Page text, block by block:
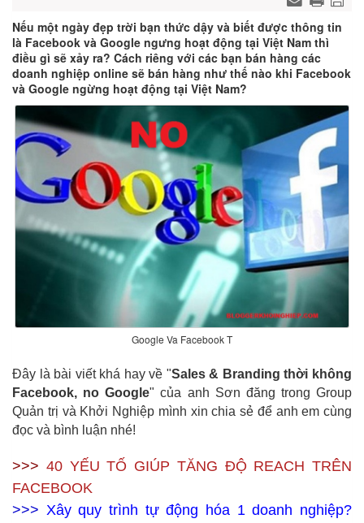
Nếu một ngày đẹp trời bạn thức dậy và biết được thông tin
là Facebook và Google ngưng hoạt động tại Việt Nam thì
điều gì sẽ xảy ra? Cách riêng với các bạn bán hàng các
doanh nghiệp online sẽ bán hàng như thế nào khi Facebook
và Google ngừng hoạt động tại Việt Nam?
Google Va Facebook T
Đây là bài viết khá hay về "Sales & Branding thời không
Facebook, no Google" của anh Sơn đăng trong Group
Quản trị và Khởi Nghiệp mình xin chia sẻ để anh em cùng
đọc và bình luận nhé!
>>> 40 YẾU TỐ GIÚP TĂNG ĐỘ REACH TRÊN
FACEBOOK
>>> Xây quy trình tự động hóa 1 doanh nghiệp?